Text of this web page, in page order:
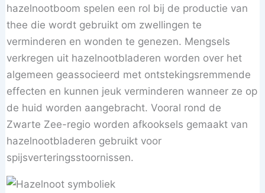
hazelnootboom spelen een rol bij de productie van
thee die wordt gebruikt om zwellingen te
verminderen en wonden te genezen. Mengsels
verkregen uit hazelnootbladeren worden over het
algemeen geassocieerd met ontstekingsremmende
effecten en kunnen jeuk verminderen wanneer ze op
de huid worden aangebracht. Vooral rond de
Zwarte Zee-regio worden afkooksels gemaakt van
hazelnootbladeren gebruikt voor
spijsverteringsstoornissen.